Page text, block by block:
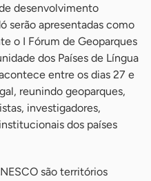
desenvolvimento
serão apresentadas como
o I Fórum de Geoparques
dos Países de Língua
entre os dias 27 e
reunindo geoparques,
investigadores,
dos países
são territórios